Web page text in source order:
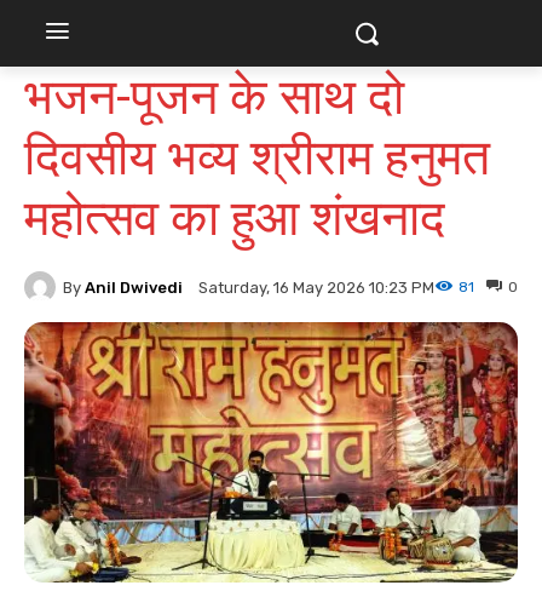
भजन-पूजन के साथ दो
दिवसीय भव्य श्रीराम हनुमत
महोत्सव का हुआ शंखनाद
By Anil Dwivedi Saturday, 16 May 2026 10:23 PM 0
81